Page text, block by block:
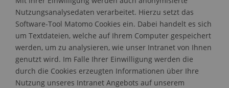
Nutzungsanalysedaten verarbeitet. Hierzu setzt das
Software-Tool Matomo Cookies ein. Dabei handelt es sich
um Textdateien, welche auf Ihrem Computer gespeichert
werden, um zu analysieren, wie unser Intranet von Ihnen
genutzt wird. Im Falle Ihrer Einwilligung werden die
durch die Cookies erzeugten Informationen über Ihre
Nutzung unseres Intranet Angebots auf unserem